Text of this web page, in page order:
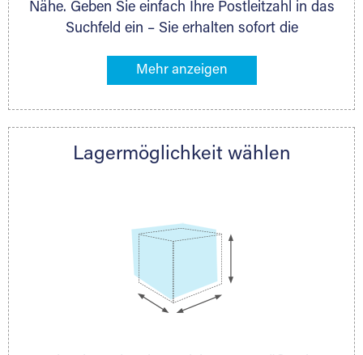
Nähe. Geben Sie einfach Ihre Postleitzahl in das
Suchfeld ein – Sie erhalten sofort die
Lagermöglichkeiten in Ihrer Nähe. An zahlreichen
direkt online mieten. Gibt es Extraraum noch
nächstgelegenen Partner und besprechen alles
Lagermöglichkeit wählen